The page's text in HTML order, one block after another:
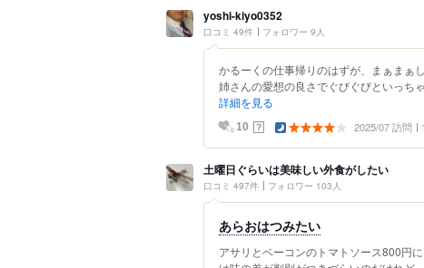
yoshi-kiyo0352
口コミ 49件 フォロワー 9人
かるーくの仕事帰りのはずが、まぁまぁ
姉さんの愛想の良さでぐびぐびといっち
詳細を見る
10 ？ 2025/07 訪問
土曜日ぐらいは美味しい外食がしたい
口コミ 497件 フォロワー 103人
あらおはつみたい
アサリとベーコンのトマトソース800円